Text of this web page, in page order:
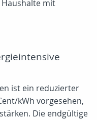
mit
ist ein reduzierter
kWh vorgesehen,
Die endgültige